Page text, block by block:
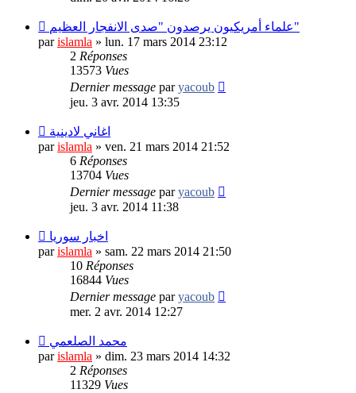
علماء أمريكيون يرصدون "صدى الانفجار العظيم"
parislamla » lun. 17 mars 2014 23:12
2 Réponses
13573 Vues
Dernier message paryacoub
jeu. 3 avr. 2014 13:35
اغاني لادينية
parislamla » ven. 21 mars 2014 21:52
6 Réponses
13704 Vues
Dernier message paryacoub
jeu. 3 avr. 2014 11:38
اخبار سوريا
parislamla » sam. 22 mars 2014 21:50
10 Réponses
16844 Vues
Dernier message paryacoub
mer. 2 avr. 2014 12:27
محمد الصلعمي
parislamla » dim. 23 mars 2014 14:32
2 Réponses
11329 Vues